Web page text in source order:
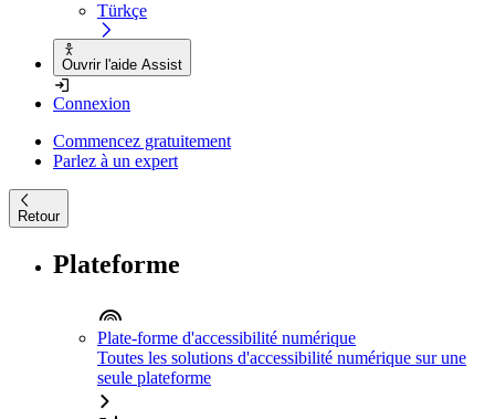
Türkçe
Ouvrir l'aide Assist
Connexion
Commencez gratuitement
Parlez à un expert
Retour
Plateforme
Plate-forme d'accessibilité numérique
Toutes les solutions d'accessibilité numérique sur une
seule plateforme